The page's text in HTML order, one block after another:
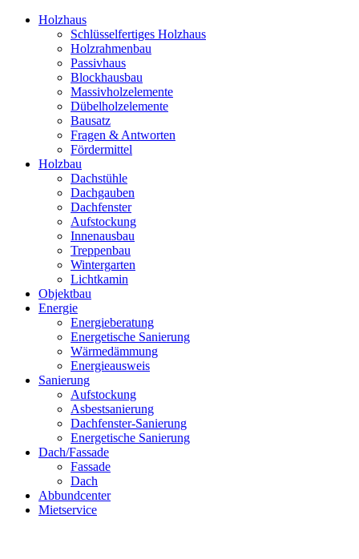
Holzhaus
Schlüsselfertiges Holzhaus
Holzrahmenbau
Passivhaus
Blockhausbau
Massivholzelemente
Dübelholzelemente
Bausatz
Fragen & Antworten
Fördermittel
Holzbau
Dachstühle
Dachgauben
Dachfenster
Aufstockung
Innenausbau
Treppenbau
Wintergarten
Lichtkamin
Objektbau
Energie
Energieberatung
Energetische Sanierung
Wärmedämmung
Energieausweis
Sanierung
Aufstockung
Asbestsanierung
Dachfenster-Sanierung
Energetische Sanierung
Dach/Fassade
Fassade
Dach
Abbundcenter
Mietservice